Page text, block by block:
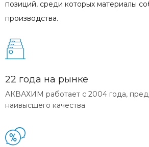
позиций, среди которых материалы
производства.
22 года на рынке
АКВАХИМ работает с 2004 года,
наивысшего качества